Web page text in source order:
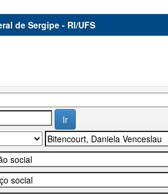
de Sergipe - RI/UFS